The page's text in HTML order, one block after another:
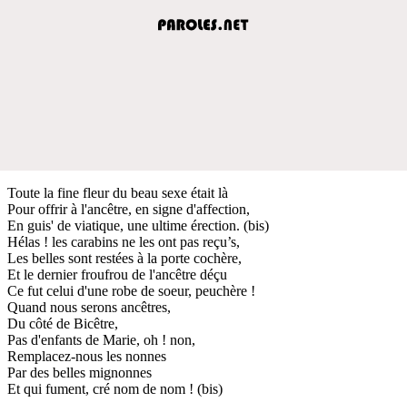
Toute la fine fleur du beau sexe était là
Pour offrir à l'ancêtre, en signe d'affection,
En guis' de viatique, une ultime érection. (bis)
Hélas ! les carabins ne les ont pas reçu’s,
Les belles sont restées à la porte cochère,
Et le dernier froufrou de l'ancêtre déçu
Ce fut celui d'une robe de soeur, peuchère !
Quand nous serons ancêtres,
Du côté de Bicêtre,
Pas d'enfants de Marie, oh ! non,
Remplacez-nous les nonnes
Par des belles mignonnes
Et qui fument, cré nom de nom ! (bis)